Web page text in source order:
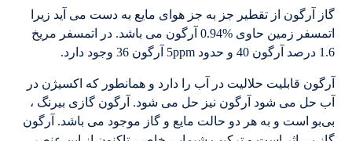
گاز آرگون از تقطیر جز به جز هوای مایع به دست می آید زیرا
اتمسفر زمین حاوی %0.94 آرگون می باشد. در اتمسفر مریخ
1.6 درصد آرگون 40 و حدود 5ppm آرگون 36 وجود دارد.
آرگون قابلیت حلالیت در آب را دارد و همانطور که اکسیژن در
آب حل می شود آرگون نیز حل می شود. آرگون گازی بیرنگ ،
بی‌بو است و به هر دو حالت مایع و گاز موجود می باشد. آرگون